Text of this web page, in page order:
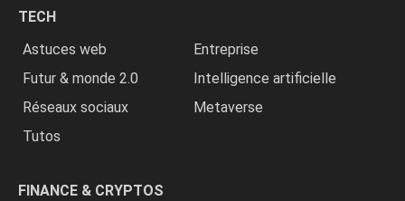
TECH
Astuces web
Entreprise
Futur & monde 2.0
Intelligence artificielle
Réseaux sociaux
Metaverse
Tutos
FINANCE & CRYPTOS